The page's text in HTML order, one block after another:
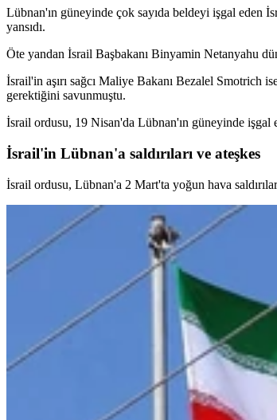
Lübnan'ın güneyinde çok sayıda beldeyi işgal
yansıdı.
Öte yandan İsrail Başbakanı Binyamin Netanyahu
İsrail'in aşırı sağcı Maliye Bakanı Bezalel Smotrich
gerektiğini savunmuştu.
İsrail ordusu, 19 Nisan'da Lübnan'ın güneyinde işgal
İsrail'in Lübnan'a saldırıları ve ateşkes
İsrail ordusu, Lübnan'a 2 Mart'ta yoğun hava